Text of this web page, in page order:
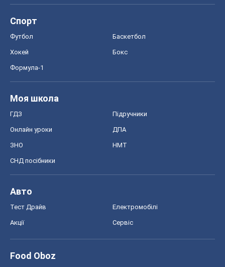
Спорт
Футбол Баскетбол
Хокей Бокс
Формула-1
Моя школа
ГДЗ Підручники
Онлайн уроки ДПА
ЗНО НМТ
СНД посібники
Авто
Тест Драйв Електромобілі
Акції Сервіс
Food Oboz